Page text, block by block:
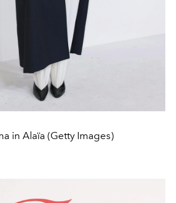
in Alaïa (Getty Images)